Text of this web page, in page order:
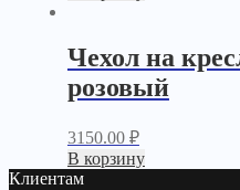
Чехол на
розовый
3150.00 ₽
В корзину
Клиентам